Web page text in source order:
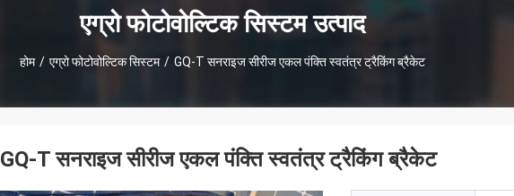
एग्रो फोटोवोल्टिक सिस्टम उत्पाद
होम / एग्रो फोटोवोल्टिक सिस्टम / GQ-T सनराइज सीरीज एकल पंक्ति स्वतंत्र ट्रैकिंग ब्रैकेट
GQ-T सनराइज सीरीज एकल पंक्ति स्वतंत्र ट्रैकिंग ब्रैकेट